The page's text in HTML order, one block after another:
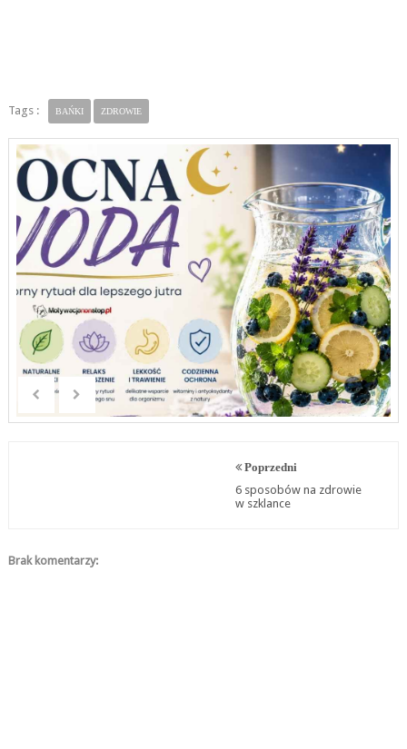
Tags : BAŃKI ZDROWIE
Poprzedni
6 sposobów na zdrowie
w szklance
Brak komentarzy: